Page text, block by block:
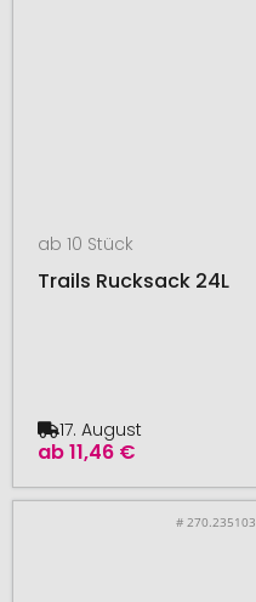
ab 10 Stück
Trails Rucksack 24L
ab11,46 €
17. August
# 270.235103